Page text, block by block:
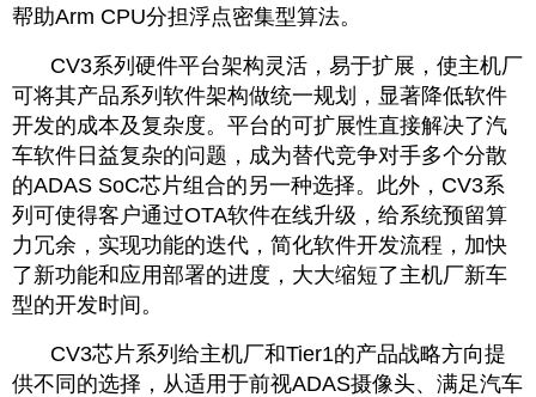
帮助Arm CPU分担浮点密集型算法。
CV3系列硬件平台架构灵活，易于扩展，使主机厂
可将其产品系列软件架构做统一规划，显著降低软件
开发的成本及复杂度。平台的可扩展性直接解决了汽
车软件日益复杂的问题，成为替代竞争对手多个分散
的ADAS SoC芯片组合的另一种选择。此外，CV3系
列可使得客户通过OTA软件在线升级，给系统预留算
力冗余，实现功能的迭代，简化软件开发流程，加快
了新功能和应用部署的进度，大大缩短了主机厂新车
型的开发时间。
CV3芯片系列给主机厂和Tier1的产品战略方向提
供不同的选择，从适用于前视ADAS摄像头、满足汽车